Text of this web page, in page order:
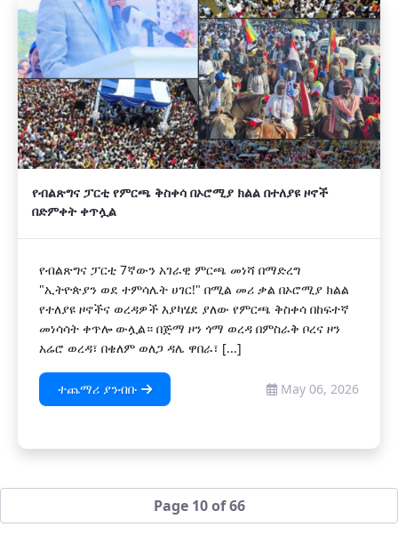
የብልጽግና ፓርቲ የምርጫ ቅስቀሳ በኦሮሚያ ክልል በተለያዩ ዞኖች
በድምቀት ቀጥሏል
የብልጽግና ፓርቲ 7ኛውን አገራዊ ምርጫ መነሻ በማድረግ
"ኢትዮጵያን ወደ ተምሳሌት ሀገር!" በሚል መሪ ቃል በኦሮሚያ ክልል
የተለያዩ ዞኖችና ወረዳዎች እያካሄደ ያለው የምርጫ ቅስቀሳ በከፍተኛ
መነሳሳት ቀጥሎ ውሏል። በጅማ ዞን ጎማ ወረዳ በምስራቅ ቦረና ዞን
አሬሮ ወረዳ፣ በቄለም ወለጋ ዳሌ ዋበራ፣ [...]
ተጨማሪ ያንብቡ May 06, 2026
Page 10 of 66